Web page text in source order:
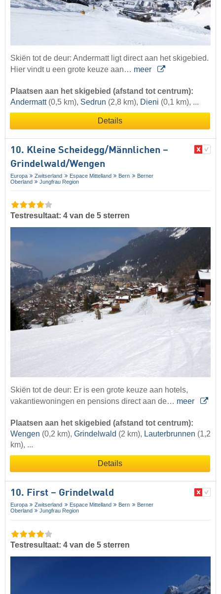
Skiën tot de deur: Andermatt ligt direct aan het skigebied.
Hier vindt u een grote keuze aan… meer
Plaatsen aan het skigebied (afstand tot centrum):
Andermatt (0,5 km), Sedrun (2,8 km), Dieni (0,1 km), ...
Details
10. Kleine Scheidegg/​Männlichen –
Grindelwald/​Wengen
Europa Zwitserland Espace Mittelland Bern
Berner
Oberland
Jungfrau Region
Testresultaat: 4 van de 5 sterren
Skiën tot de deur: Er is een grote keuze aan hotels,
vakantiewoningen en pensions direct aan de… meer
Plaatsen aan het skigebied (afstand tot centrum):
Wengen (0,2 km), Grindelwald (2 km), Lauterbrunnen (1,2
km), ...
Details
10. First – Grindelwald
Europa Zwitserland Espace Mittelland Bern
Berner
Oberland
Jungfrau Region
Testresultaat: 4 van de 5 sterren